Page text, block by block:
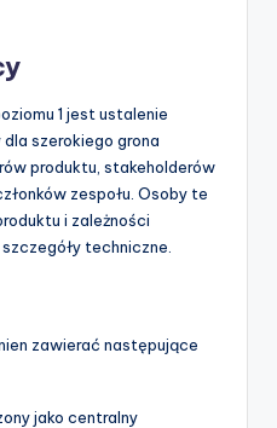
1 jest ustalenie
szerokiego grona
produktu, stakeholderów
zespołu. Osoby te
i zależności
techniczne.
zawierać następujące
jako centralny